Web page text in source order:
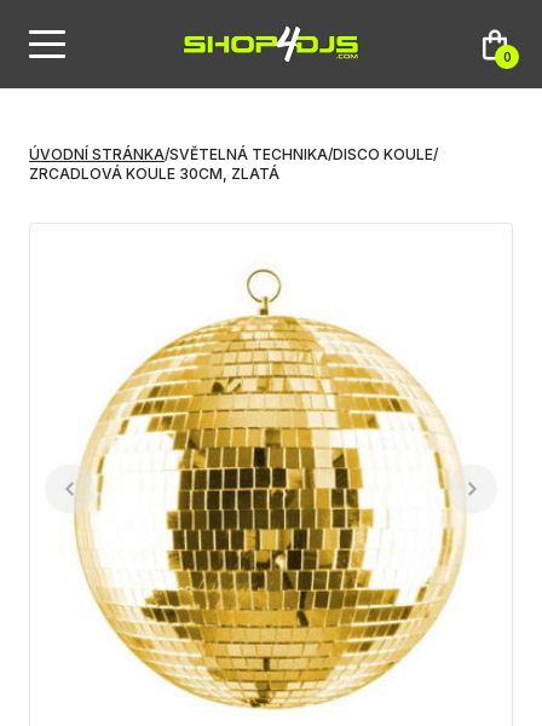
0
ÚVODNÍ STRÁNKA/SVĚTELNÁ TECHNIKA/DISCO KOULE/
ZRCADLOVÁ KOULE 30CM, ZLATÁ